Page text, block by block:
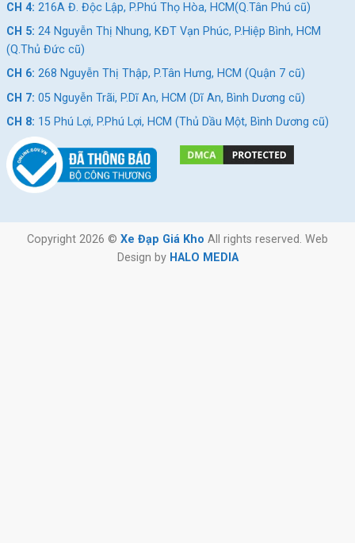
CH 4: 216A Đ. Độc Lập, P.Phú Thọ Hòa, HCM(Q.Tân Phú cũ)
CH 5: 24 Nguyễn Thị Nhung, KĐT Vạn Phúc, P.Hiệp Bình, HCM
(Q.Thủ Đức cũ)
CH 6: 268 Nguyễn Thị Thập, P.Tân Hưng, HCM (Quận 7 cũ)
CH 7: 05 Nguyễn Trãi, P.Dĩ An, HCM (Dĩ An, Bình Dương cũ)
CH 8: 15 Phú Lợi, P.Phú Lợi, HCM (Thủ Dầu Một, Bình Dương cũ)
Copyright 2026 © Xe Đạp Giá Kho All rights reserved. Web
Design by HALO MEDIA